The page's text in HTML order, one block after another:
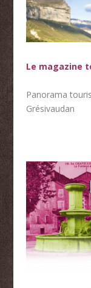
Le magazine
Panorama
Grésivaudan